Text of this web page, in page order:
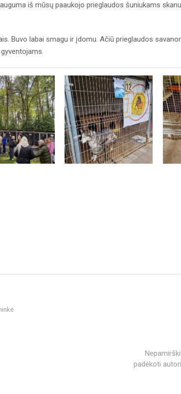
iš mūsų paaukojo prieglaudos šuniukams
Buvo labai smagu ir įdomu. Ačiū prieglaudos
padėkoti